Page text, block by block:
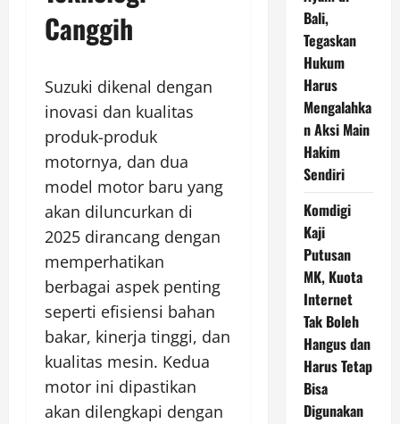
Canggih
Suzuki dikenal dengan
inovasi dan kualitas
produk-produk
motornya, dan dua
model motor baru yang
akan diluncurkan di
2025 dirancang dengan
memperhatikan
berbagai aspek penting
seperti efisiensi bahan
bakar, kinerja tinggi, dan
kualitas mesin. Kedua
motor ini dipastikan
akan dilengkapi dengan
Bali,
Tegaskan
Hukum
Harus
Mengalahka
n Aksi Main
Hakim
Sendiri
Komdigi
Kaji
Putusan
MK, Kuota
Internet
Tak Boleh
Hangus dan
Harus Tetap
Bisa
Digunakan